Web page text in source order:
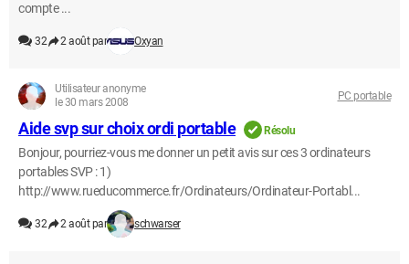
compte ...
32 2 août par Oxyan
Utilisateur anonyme
le 30 mars 2008
PC portable
Aide svp sur choix ordi portable Résolu
Bonjour, pourriez-vous me donner un petit avis sur ces 3 ordinateurs
portables SVP : 1)
http://www.rueducommerce.fr/Ordinateurs/Ordinateur-Portabl...
32 2 août par schwarser